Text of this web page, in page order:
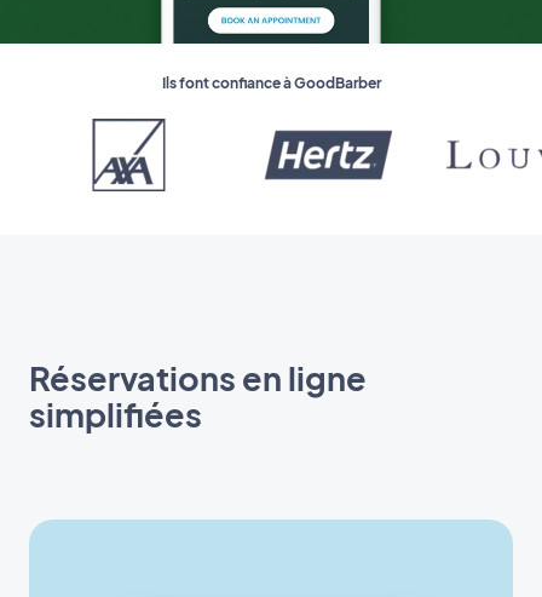
Ils font confiance à GoodBarber
Réservations en ligne
simplifiées